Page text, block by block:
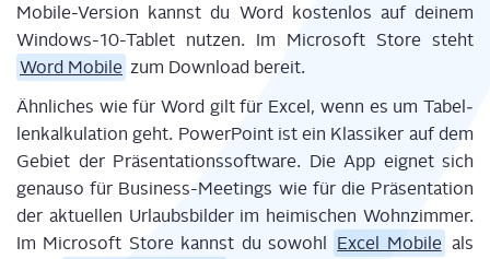
Mobi­le-Ver­si­on kannst du Word kos­ten­los auf dei­nem
Win­dows-10-Tablet nut­zen. Im Micro­soft Store steht
Word Mobi­le zum Down­load bereit.
Ähn­li­ches wie für Word gilt für Excel, wenn es um Tabel­
len­kal­ku­la­ti­on geht. Power­Point ist ein Klas­si­ker auf dem
Gebiet der Prä­sen­ta­ti­ons­soft­ware. Die App eig­net sich
genau­so für Busi­ness-Mee­tings wie für die Prä­sen­ta­ti­on
der aktu­el­len Urlaubs­bil­der im hei­mi­schen Wohn­zim­mer.
Im Micro­soft Store kannst du sowohl
Excel Mobi­le als